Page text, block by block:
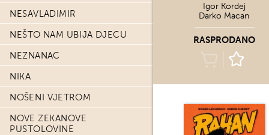
NESAVLADIMIR
NEŠTO NAM UBIJA DJECU
NEZNANAC
NIKA
NOŠENI VJETROM
NOVE ZEKANOVE
PUSTOLOVINE
Igor Kordej
Darko Macan
RASPRODANO